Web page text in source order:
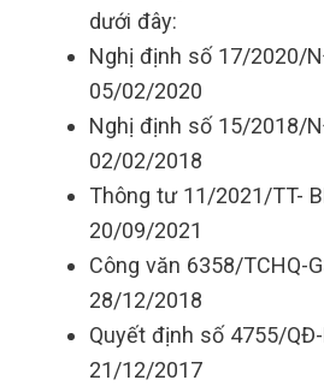
dưới đây:
Nghị định số 17/2020/
05/02/2020
Nghị định số 15/2018/
02/02/2018
Thông tư 11/2021/TT-
20/09/2021
Công văn 6358/TCHQ-
28/12/2018
Quyết định số 4755/
21/12/2017